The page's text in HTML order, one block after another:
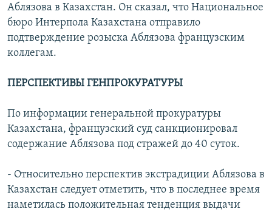
Аблязова в Казахстан. Он сказал, что Национальное
бюро Интерпола Казахстана отправило
подтверждение розыска Аблязова французским
коллегам.
ПЕРСПЕКТИВЫ ГЕНПРОКУРАТУРЫ
По информации генеральной прокуратуры
Казахстана, французский суд санкционировал
содержание Аблязова под стражей до 40 суток.
- Относительно перспектив экстрадиции Аблязова в
Казахстан следует отметить, что в последнее время
наметилась положительная тенденция выдачи